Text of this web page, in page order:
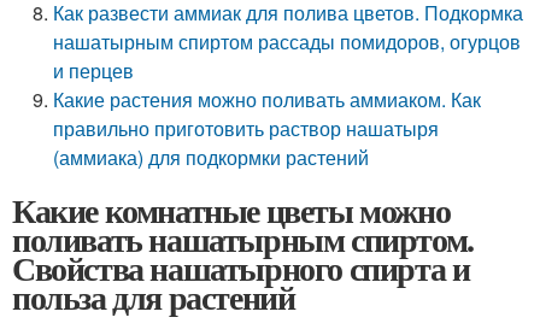
Как развести аммиак для полива цветов. Подкормка
нашатырным спиртом рассады помидоров, огурцов
и перцев
Какие растения можно поливать аммиаком. Как
правильно приготовить раствор нашатыря
(аммиака) для подкормки растений
Какие комнатные цветы можно
поливать нашатырным спиртом.
Свойства нашатырного спирта и
польза для растений